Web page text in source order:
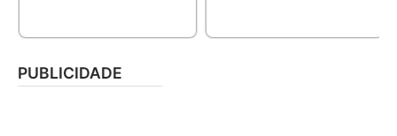
PUBLICIDADE